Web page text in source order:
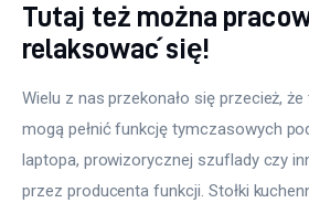
Tutaj też można
relaksować się!
Wielu z nas przekonało się przecież,
mogą pełnić funkcję tymczasowych
laptopa, prowizorycznej szuflady czy
przez producenta funkcji. Stołki